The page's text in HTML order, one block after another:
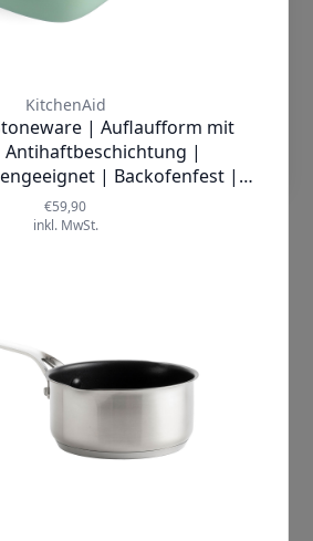
Cookies Akzeptieren
Einstellungen